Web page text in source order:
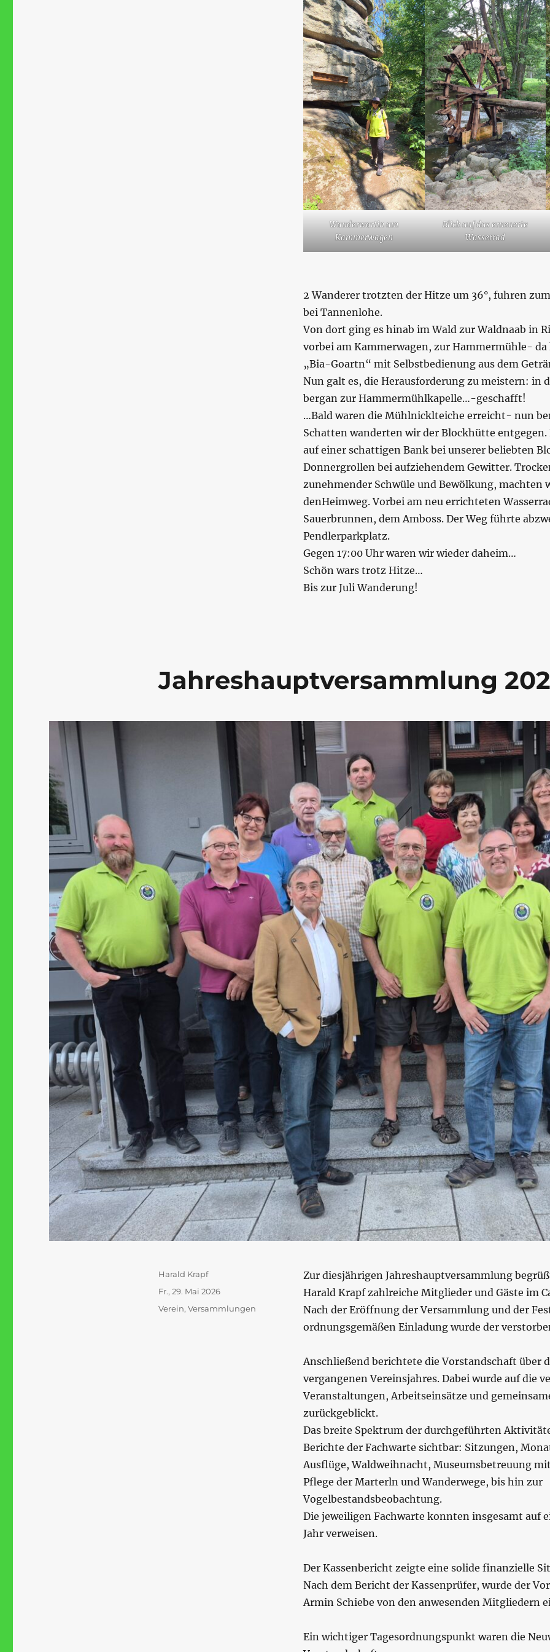
Wanderwartin am
Kammerwagen
Blick auf das erneuerte
Wasserrad
2 Wanderer trotzten der Hitze um 36°, fuhren
bei Tannenlohe.
Von dort ging es hinab im Wald zur Waldnaab in
vorbei am Kammerwagen, zur Hammermühle-
„Bia-Goartn“ mit Selbstbedienung aus dem
Nun galt es, die Herausforderung zu meistern: in
bergan zur Hammermühlkapelle…-geschafft!
…Bald waren die Mühlnicklteiche erreicht- nun
Schatten wanderten wir der Blockhütte
auf einer schattigen Bank bei unserer beliebten
Donnergrollen bei aufziehendem Gewitter.
zunehmender Schwüle und Bewölkung, machten
denHeimweg. Vorbei am neu errichteten
Sauerbrunnen, dem Amboss. Der Weg führte
Pendlerparkplatz.
Gegen 17:00 Uhr waren wir wieder daheim…
Schön wars trotz Hitze…
Bis zur Juli Wanderung!
Jahreshauptversammlung
Zur diesjährigen Jahreshauptversammlung
Harald Krapf zahlreiche Mitglieder und Gäste im
Nach der Eröffnung der Versammlung und der
ordnungsgemäßen Einladung wurde der
Anschließend berichtete die Vorstandschaft über
vergangenen Vereinsjahres. Dabei wurde auf die
Veranstaltungen, Arbeitseinsätze und
zurückgeblickt.
Das breite Spektrum der durchgeführten
Berichte der Fachwarte sichtbar: Sitzungen,
Ausflüge, Waldweihnacht, Museumsbetreuung
Pflege der Marterln und Wanderwege, bis hin zur
Vogelbestandsbeobachtung.
Die jeweiligen Fachwarte konnten insgesamt auf
Jahr verweisen.
Der Kassenbericht zeigte eine solide finanzielle
Nach dem Bericht der Kassenprüfer, wurde der
Armin Schiebe von den anwesenden Mitgliedern
Ein wichtiger Tagesordnungspunkt waren die
Autor
Harald Krapf
Veröffentlicht
am
Fr., 29. Mai 2026
Kategorien
Verein, Versammlungen